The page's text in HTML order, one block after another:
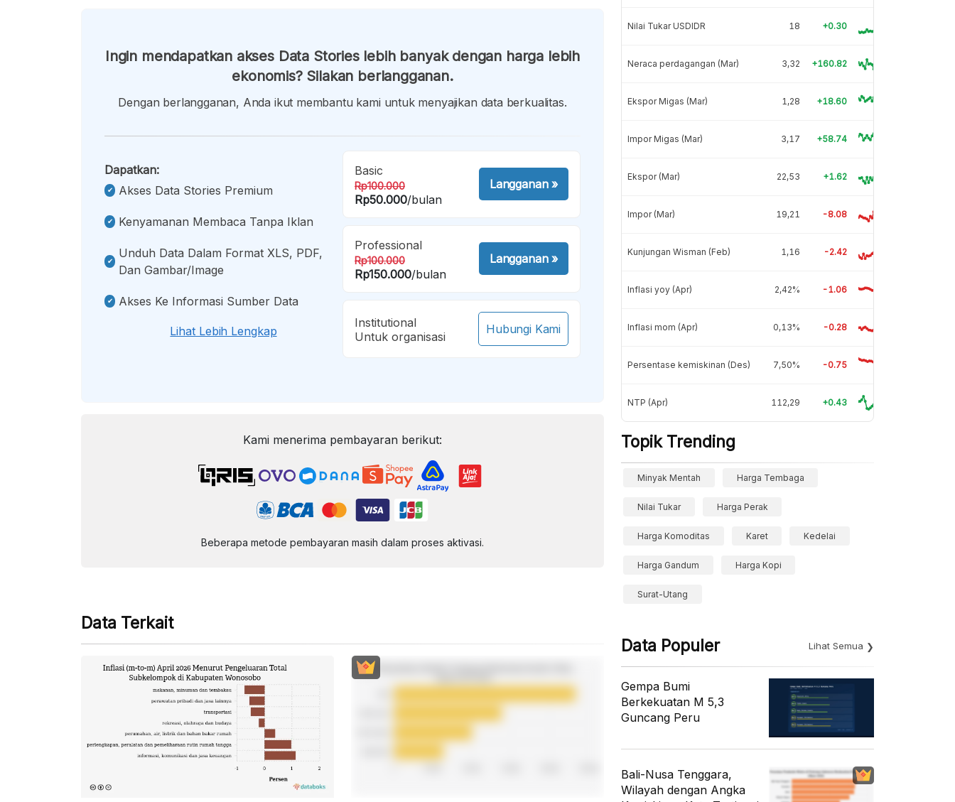
Ingin mendapatkan akses Data Stories lebih banyak dengan harga lebih
ekonomis? Silakan berlangganan.
Dengan berlangganan, Anda ikut membantu kami untuk menyajikan data berkualitas.
Dapatkan:
Akses Data Stories Premium
Kenyamanan Membaca Tanpa Iklan
Unduh Data Dalam Format XLS, PDF,
Dan Gambar/image
Akses Ke Informasi Sumber Data
Lihat Lebih Lengkap
Basic
Rp100.000
Rp50.000/bulan
Langganan»
Professional
Rp100.000
Rp150.000/bulan
Langganan»
Institutional
Untuk organisasi
Hubungi Kami
Kami menerima pembayaran berikut:
Beberapa metode pembayaran masih dalam proses aktivasi.
Data Terkait
Nilai Tukar USDIDR 18 +0.30
Neraca perdagangan (Mar) 3,32 +160.82
Ekspor Migas (Mar) 1,28 +18.60
Impor Migas (Mar) 3,17 +58.74
Ekspor (Mar) 22,53 +1.62
Impor (Mar) 19,21 -8.08
Kunjungan Wisman (Feb) 1,16 -2.42
Inflasi yoy (Apr) 2,42% -1.06
Inflasi mom (Apr) 0,13% -0.28
Persentase kemiskinan (Des) 7,50% -0.75
NTP (Apr) 112,29 +0.43
Topik Trending
Minyak Mentah Harga Tembaga
Nilai Tukar Harga Perak
Harga Komoditas Karet Kedelai
Harga Gandum Harga Kopi
Surat-Utang
Data Populer Lihat Semua
Gempa Bumi
Berkekuatan M 5,3
Guncang Peru
Bali-Nusa Tenggara,
Wilayah dengan Angka